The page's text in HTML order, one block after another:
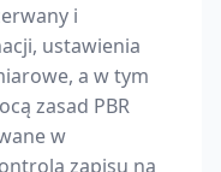
i
ustawienia
a w tym
zasad PBR
w
zapisu na